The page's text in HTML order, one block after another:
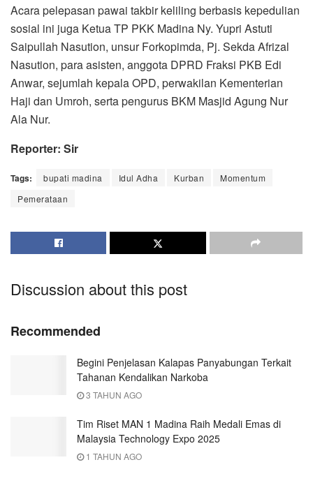
Acara pelepasan pawai takbir keliling berbasis kepedulian
sosial ini juga Ketua TP PKK Madina Ny. Yupri Astuti
Saipullah Nasution, unsur Forkopimda, Pj. Sekda Afrizal
Nasution, para asisten, anggota DPRD Fraksi PKB Edi
Anwar, sejumlah kepala OPD, perwakilan Kementerian
Haji dan Umroh, serta pengurus BKM Masjid Agung Nur
Ala Nur.
Reporter: Sir
Tags: bupati madina Idul Adha Kurban
Momentum
Pemerataan
Discussion about this post
Recommended
Begini Penjelasan Kalapas Panyabungan Terkait
Tahanan Kendalikan Narkoba
3 TAHUN AGO
Tim Riset MAN 1 Madina Raih Medali Emas di
Malaysia Technology Expo 2025
1 TAHUN AGO